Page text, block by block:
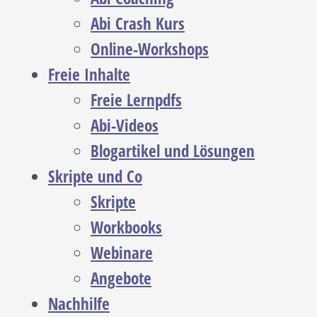
Abi Crash Kurs
Online-Workshops
Freie Inhalte
Freie Lernpdfs
Abi-Videos
Blogartikel und Lösungen
Skripte und Co
Skripte
Workbooks
Webinare
Angebote
Nachhilfe